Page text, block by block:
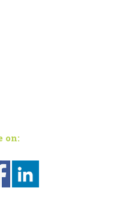
on: